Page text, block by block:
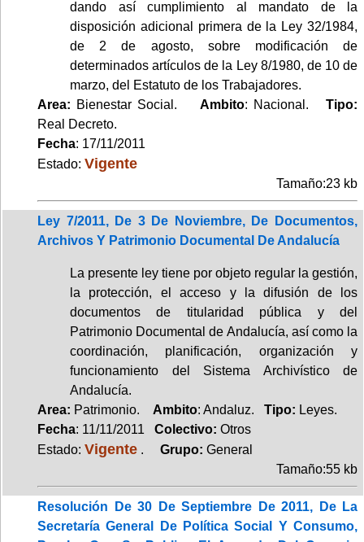
dando así cumplimiento al mandato de la
disposición adicional primera de la Ley 32/1984,
de 2 de agosto, sobre modificación de
determinados artículos de la Ley 8/1980, de 10 de
marzo, del Estatuto de los Trabajadores.
Area: Bienestar Social. Ambito: Nacional. Tipo:
Real Decreto.
Fecha: 17/11/2011
Estado: Vigente
Tamaño:23 kb
Ley 7/2011, De 3 De Noviembre, De Documentos,
Archivos Y Patrimonio Documental De Andalucía
La presente ley tiene por objeto regular la gestión,
la protección, el acceso y la difusión de los
documentos de titularidad pública y del
Patrimonio Documental de Andalucía, así como la
coordinación, planificación, organización y
funcionamiento del Sistema Archivístico de
Andalucía.
Area: Patrimonio. Ambito: Andaluz. Tipo: Leyes.
Fecha: 11/11/2011 Colectivo: Otros
Estado: Vigente . Grupo: General
Tamaño:55 kb
Resolución De 30 De Septiembre De 2011, De La
Secretaría General De Política Social Y Consumo,